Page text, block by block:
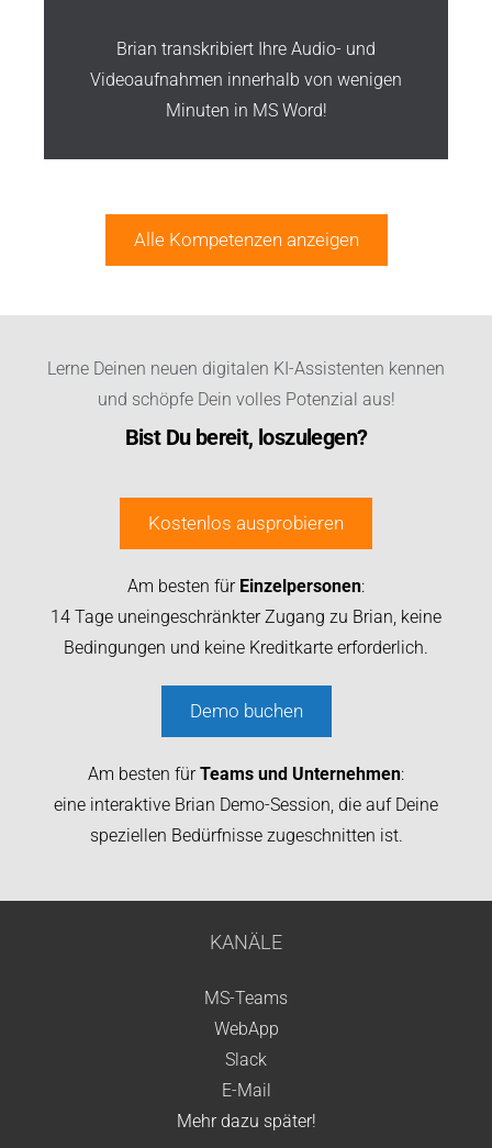
Brian transkribiert Ihre Audio- und
Videoaufnahmen innerhalb von wenigen
Minuten in MS Word!
Alle Kompetenzen anzeigen
Lerne Deinen neuen digitalen KI-Assistenten kennen
und schöpfe Dein volles Potenzial aus!
Bist Du bereit, loszulegen?
Kostenlos ausprobieren
Am besten für Einzelpersonen:
14 Tage uneingeschränkter Zugang zu Brian, keine
Bedingungen und keine Kreditkarte erforderlich.
Demo buchen
Am besten fürTeams und Unternehmen:
eine interaktive Brian Demo-Session, die auf Deine
speziellen Bedürfnisse zugeschnitten ist.
KANÄLE
MS-Teams
WebApp
Slack
E-Mail
Mehr dazu später!